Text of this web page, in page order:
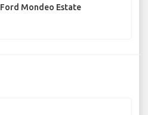
Ford Mondeo Estate